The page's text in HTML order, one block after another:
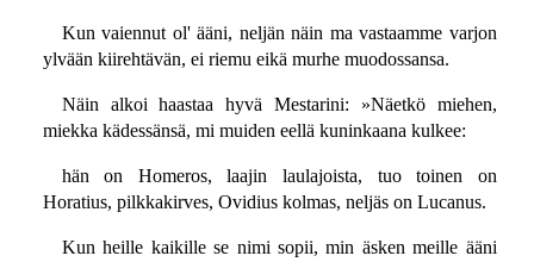
Kun vaiennut ol' ääni, neljän näin ma vastaamme varjon
ylvään kiirehtävän, ei riemu eikä murhe muodossansa.
Näin alkoi haastaa hyvä Mestarini: »Näetkö miehen,
miekka kädessänsä, mi muiden eellä kuninkaana kulkee:
hän on Homeros, laajin laulajoista, tuo toinen on
Horatius, pilkkakirves, Ovidius kolmas, neljäs on Lucanus.
Kun heille kaikille se nimi sopii, min äsken meille ääni